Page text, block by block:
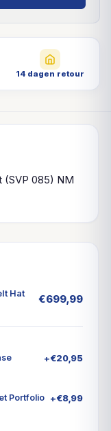
14 dagen retour
(SVP 085) NM
Hat
€699,99
+€20,95
Portfolio +€8,99